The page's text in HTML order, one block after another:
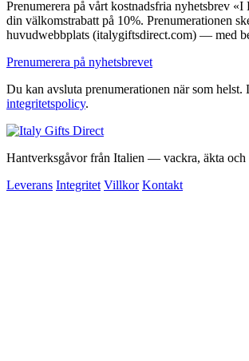
Prenumerera på vårt kostnadsfria nyhetsbrev
din välkomstrabatt på 10%. Prenumerationen
huvudwebbplats (italygiftsdirect.com) — med
Prenumerera på nyhetsbrevet
Du kan avsluta prenumerationen när som helst.
integritetspolicy.
Hantverksgåvor från Italien — vackra, äkta och
Leverans Integritet Villkor Kontakt